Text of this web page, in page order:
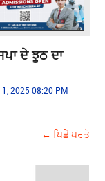
ਦੇ ਝੂਠ ਦਾ
2025 08:20 PM
← ਪਿਛੇ ਪਰਤੋ